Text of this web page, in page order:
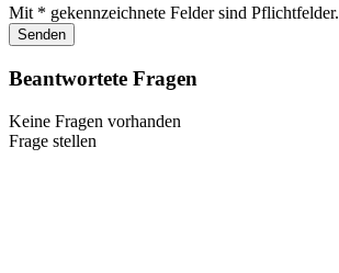
Mit * gekennzeichnete Felder sind Pflichtfelder.
Senden
Beantwortete Fragen
Keine Fragen vorhanden
Frage stellen